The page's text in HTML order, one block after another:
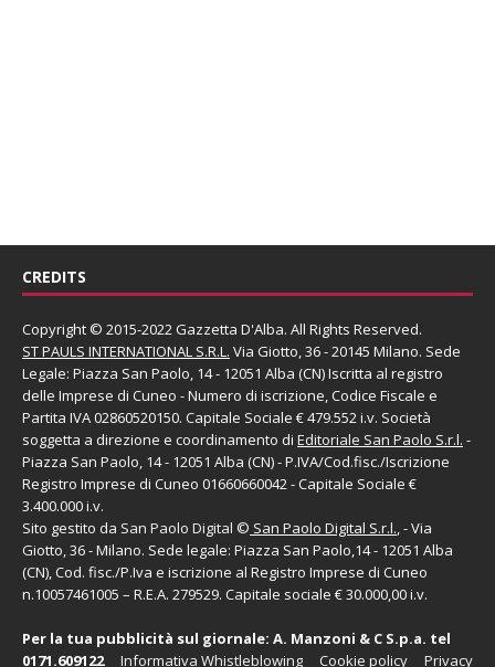
CREDITS
Copyright © 2015-2022 Gazzetta D'Alba. All Rights Reserved.
ST PAULS INTERNATIONAL S.R.L. Via Giotto, 36 - 20145 Milano. Sede
Legale: Piazza San Paolo, 14 - 12051 Alba (CN) Iscritta al registro
delle Imprese di Cuneo - Numero di iscrizione, Codice Fiscale e
Partita IVA 02860520150. Capitale Sociale € 479.552 i.v. Società
soggetta a direzione e coordinamento di Editoriale San Paolo S.r.l. -
Piazza San Paolo, 14 - 12051 Alba (CN) - P.IVA/Cod.fisc./Iscrizione
Registro Imprese di Cuneo 01660660042 - Capitale Sociale €
3.400.000 i.v.
Sito gestito da San Paolo Digital © San Paolo Digital S.r.l., - Via
Giotto, 36 - Milano. Sede legale: Piazza San Paolo,14 - 12051 Alba
(CN), Cod. fisc./P.Iva e iscrizione al Registro Imprese di Cuneo
n.10057461005 – R.E.A. 279529. Capitale sociale € 30.000,00 i.v.
Per la tua pubblicità sul giornale: A. Manzoni & C S.p.a. tel
0171.609122
Privacy
Cookie policy
Informativa Whistleblowing